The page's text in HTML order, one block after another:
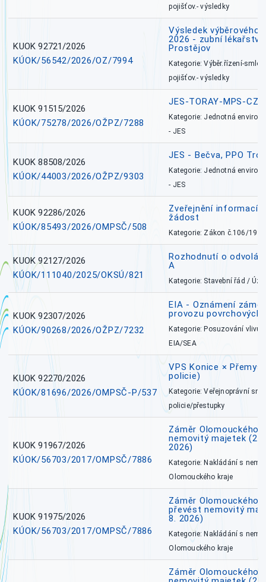
pojišťov.- výsledky
KUOK 92721/2026
KÚOK/56542/2026/OZ/7994
Výsledek výběrového
2026 - zubní
Prostějov
Kategorie: Výběr.řízení-
pojišťov.- výsledky
KUOK 91515/2026
KÚOK/75278/2026/OŽPZ/7288
JES-TORAY-MPS-CZ
Kategorie: Jednotná
- JES
KUOK 88508/2026
KÚOK/44003/2026/OŽPZ/9303
JES - Bečva, PPO
Kategorie: Jednotná
- JES
KUOK 92286/2026
KÚOK/85493/2026/OMPSČ/508
Zveřejnění informací
žádost
Kategorie: Zákon č.106/1999
KUOK 92127/2026
KÚOK/111040/2025/OKSÚ/821
Rozhodnutí o
A
Kategorie: Stavební řád /
KUOK 92307/2026
KÚOK/90268/2026/OŽPZ/7232
EIA - Oznámení
provozu povrchových
Kategorie: Posuzování vlivů
EIA/SEA
KUOK 92270/2026
KÚOK/81696/2026/OMPSČ-P/537
VPS Konice ×
policie)
Kategorie: Veřejnoprávní
policie/přestupky
KUOK 91967/2026
KÚOK/56703/2017/OMPSČ/7886
Záměr Olomouckého
nemovitý majetek
2026)
Kategorie: Nakládání s
Olomouckého kraje
KUOK 91975/2026
KÚOK/56703/2017/OMPSČ/7886
Záměr Olomouckého
převést nemovitý
8. 2026)
Kategorie: Nakládání s
Olomouckého kraje
Záměr Olomouckého